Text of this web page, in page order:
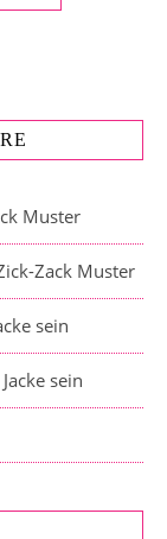
Muster
Zack Muster
sein
sein